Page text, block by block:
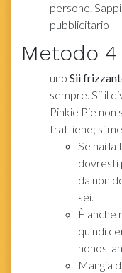
persone.
pubblicitario
Metodo 4
uno Sii
sempre. Sii il
Pinkie Pie
trattiene; si
Se hai
dovresti
da non
sei.
È anche
quindi
Mangia